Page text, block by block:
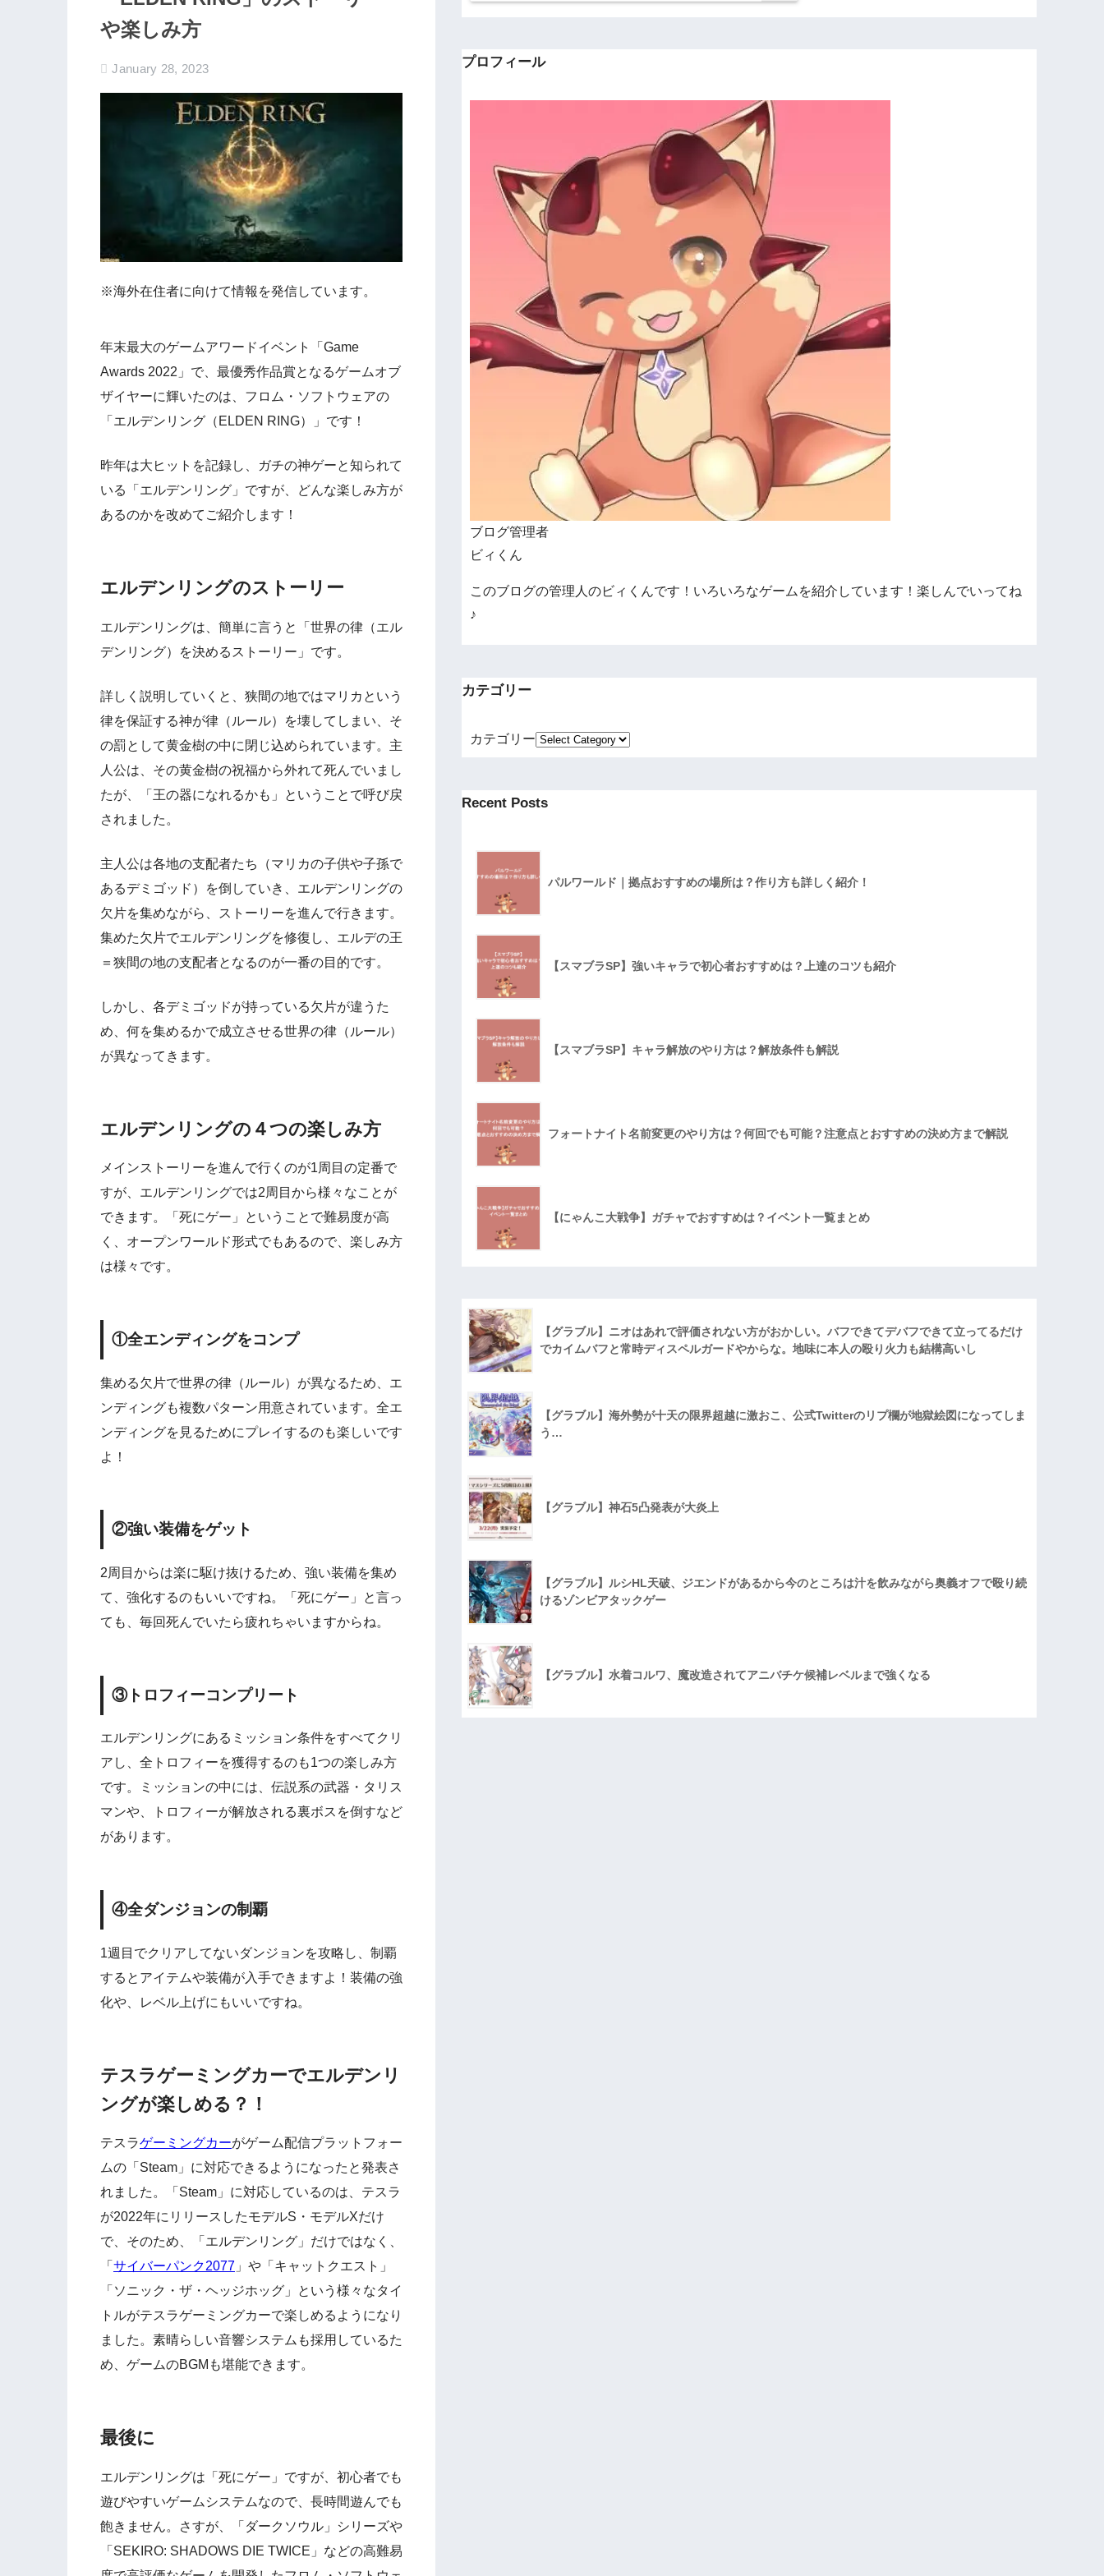
や楽しみ方
January 28, 2023
※海外在住者に向けて情報を発信しています。
年末最大のゲームアワードイベント「Game
Awards 2022」で、最優秀作品賞となるゲームオブ
ザイヤーに輝いたのは、フロム・ソフトウェアの
「エルデンリング（ELDEN RING）」です！
昨年は大ヒットを記録し、ガチの神ゲーと知られて
いる「エルデンリング」ですが、どんな楽しみ方が
あるのかを改めてご紹介します！
エルデンリングのストーリー
エルデンリングは、簡単に言うと「世界の律（エル
デンリング）を決めるストーリー」です。
詳しく説明していくと、狭間の地ではマリカという
律を保証する神が律（ルール）を壊してしまい、そ
の罰として黄金樹の中に閉じ込められています。主
人公は、その黄金樹の祝福から外れて死んでいまし
たが、「王の器になれるかも」ということで呼び戻
されました。
主人公は各地の支配者たち（マリカの子供や子孫で
あるデミゴッド）を倒していき、エルデンリングの
欠片を集めながら、ストーリーを進んで行きます。
集めた欠片でエルデンリングを修復し、エルデの王
＝狭間の地の支配者となるのが一番の目的です。
しかし、各デミゴッドが持っている欠片が違うた
め、何を集めるかで成立させる世界の律（ルール）
が異なってきます。
エルデンリングの４つの楽しみ方
メインストーリーを進んで行くのが1周目の定番で
すが、エルデンリングでは2周目から様々なことが
できます。「死にゲー」ということで難易度が高
く、オープンワールド形式でもあるので、楽しみ方
は様々です。
①全エンディングをコンプ
集める欠片で世界の律（ルール）が異なるため、エ
ンディングも複数パターン用意されています。全エ
ンディングを見るためにプレイするのも楽しいです
よ！
②強い装備をゲット
2周目からは楽に駆け抜けるため、強い装備を集め
て、強化するのもいいですね。「死にゲー」と言っ
ても、毎回死んでいたら疲れちゃいますからね。
③トロフィーコンプリート
エルデンリングにあるミッション条件をすべてクリ
アし、全トロフィーを獲得するのも1つの楽しみ方
です。ミッションの中には、伝説系の武器・タリス
マンや、トロフィーが解放される裏ボスを倒すなど
があります。
④全ダンジョンの制覇
1週目でクリアしてないダンジョンを攻略し、制覇
するとアイテムや装備が入手できますよ！装備の強
化や、レベル上げにもいいですね。
テスラゲーミングカーでエルデンリ
ングが楽しめる？！
テスラゲーミングカーがゲーム配信プラットフォー
ムの「Steam」に対応できるようになったと発表さ
れました。「Steam」に対応しているのは、テスラ
が2022年にリリースしたモデルS・モデルXだけ
で、そのため、「エルデンリング」だけではなく、
「 サイバーパンク2077 」や「キャットクエスト」
「ソニック・ザ・ヘッジホッグ」という様々なタイ
トルがテスラゲーミングカーで楽しめるようになり
ました。素晴らしい音響システムも採用しているた
め、ゲームのBGMも堪能できます。
最後に
エルデンリングは「死にゲー」ですが、初心者でも
遊びやすいゲームシステムなので、長時間遊んでも
飽きません。さすが、「ダークソウル」シリーズや
「SEKIRO: SHADOWS DIE TWICE」などの高難易
プロフィール
ブログ管理者
ビィくん
このブログの管理人のビィくんです！いろいろなゲームを紹介しています！楽しんでいってね
♪
カテゴリー
カテゴリー
Recent Posts
パルワールド｜拠点おすすめの場所は？作り方も詳しく紹介！
【スマブラSP】強いキャラで初心者おすすめは？上達のコツも紹介
【スマブラSP】キャラ解放のやり方は？解放条件も解説
フォートナイト名前変更のやり方は？何回でも可能？注意点とおすすめの決め方まで解説
【にゃんこ大戦争】ガチャでおすすめは？イベント一覧まとめ
【グラブル】ニオはあれで評価されない方がおかしい。バフできてデバフできて立ってるだけ
でカイムバフと常時ディスペルガードやからな。地味に本人の殴り火力も結構高いし
【グラブル】海外勢が十天の限界超越に激おこ、公式Twitterのリプ欄が地獄絵図になってしま
う…
【グラブル】神石5凸発表が大炎上
【グラブル】ルシHL天破、ジエンドがあるから今のところは汁を飲みながら奥義オフで殴り続
けるゾンビアタックゲー
【グラブル】水着コルワ、魔改造されてアニバチケ候補レベルまで強くなる